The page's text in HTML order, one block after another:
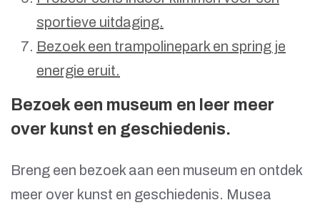
sportieve uitdaging.
Bezoek een trampolinepark en spring je
energie eruit.
Bezoek een museum en leer meer
over kunst en geschiedenis.
Breng een bezoek aan een museum en ontdek
meer over kunst en geschiedenis. Musea